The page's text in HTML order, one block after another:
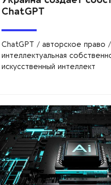
ChatGPT
ChatGPT / авторское право /
интеллектуальная
искусственный интеллект